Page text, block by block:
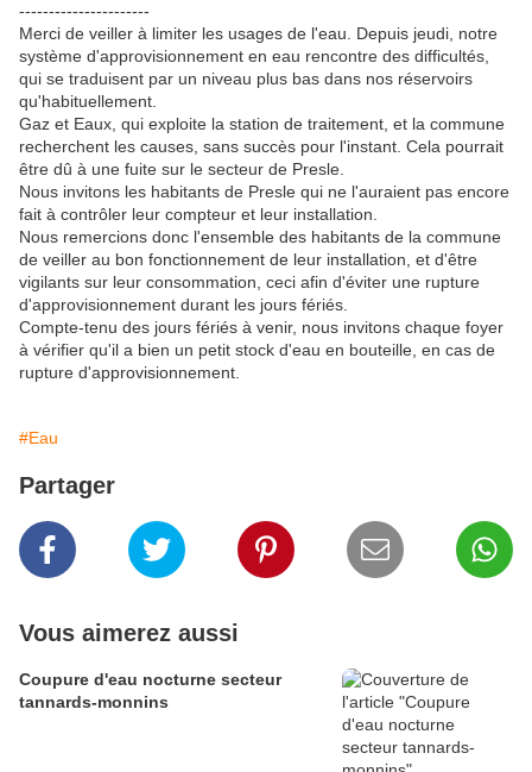
----------------------
Merci de veiller à limiter les usages de l'eau. Depuis jeudi, notre
système d'approvisionnement en eau rencontre des difficultés,
qui se traduisent par un niveau plus bas dans nos réservoirs
qu'habituellement.
Gaz et Eaux, qui exploite la station de traitement, et la commune
recherchent les causes, sans succès pour l'instant. Cela pourrait
être dû à une fuite sur le secteur de Presle.
Nous invitons les habitants de Presle qui ne l'auraient pas encore
fait à contrôler leur compteur et leur installation.
Nous remercions donc l'ensemble des habitants de la commune
de veiller au bon fonctionnement de leur installation, et d'être
vigilants sur leur consommation, ceci afin d'éviter une rupture
d'approvisionnement durant les jours fériés.
Compte-tenu des jours fériés à venir, nous invitons chaque foyer
à vérifier qu'il a bien un petit stock d'eau en bouteille, en cas de
rupture d'approvisionnement.
#Eau
Partager
Vous aimerez aussi
Coupure d'eau nocturne secteur
tannards-monnins